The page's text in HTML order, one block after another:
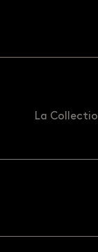
La